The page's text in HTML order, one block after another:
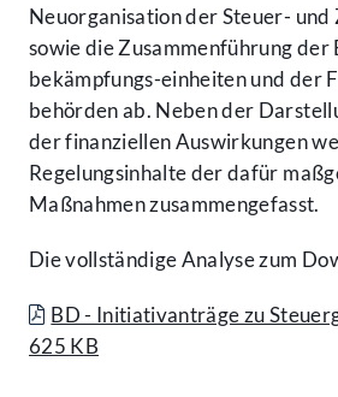
Neu­organisation der Steuer-
sowie die Zusammen­führung
bekämpfungs-einheiten und der
behörden ab. Neben der
der finanziellen Auswirkungen
Regelungs­inhalte der dafür
Maßnahmen zusammengefasst.
Die vollständige Analyse zum
BD - Initiativanträge zu
625 KB